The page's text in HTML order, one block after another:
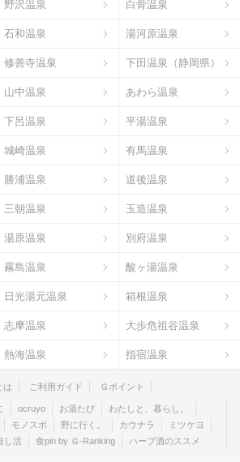
野沢温泉 白骨温泉
石和温泉 湯河原温泉
修善寺温泉 下田温泉（静岡県）
山中温泉 あわら温泉
下呂温泉 平湯温泉
城崎温泉 有馬温泉
勝浦温泉 道後温泉
三朝温泉 玉造温泉
湯原温泉 別府温泉
霧島温泉 酸ヶ湯温泉
日光湯元温泉 箱根温泉
志摩温泉 大歩危祖谷温泉
熱海温泉 指宿温泉
は ご利用ガイド Ｇポイント
ocruyo お湯たび
わたしと、暮らし。
モノスポ 野に行く。 カウナラ
ミツケヨ
し活 食pin by Ｇ-Ranking ハーブ酒のススメ